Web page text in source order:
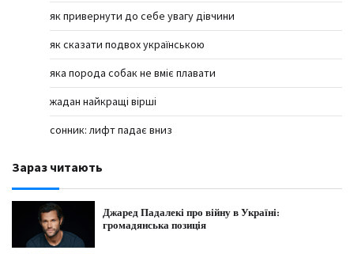
як привернути до себе увагу дівчини
як сказати подвох українською
яка порода собак не вміє плавати
жадан найкращі вірші
сонник: лифт падає вниз
Зараз читають
Джаред Падалекі про війну в Україні:
громадянська позиція